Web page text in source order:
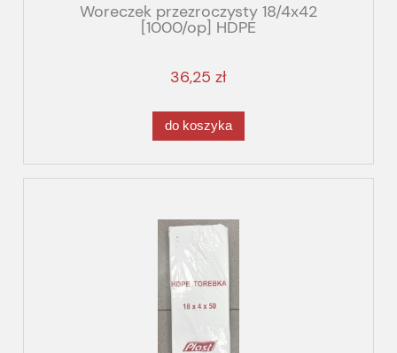
Woreczek przezroczysty 18/4x42
[1000/op] HDPE
36,25 zł
do koszyka